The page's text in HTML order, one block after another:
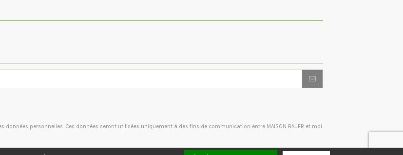
données personnelles. Ces données seront utilisées uniquement à des fins de communication entre MAISON BAUER et moi.